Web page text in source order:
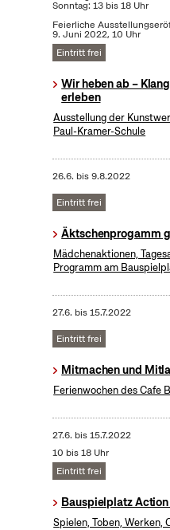
Sonntag: 13 bis 18 Uhr
Feierliche
9. Juni 2022, 10 Uhr
Eintritt frei
Wir heben ab –
erleben
Ausstellung der
Paul-Kramer-Schule
26.6. bis9.8.2022
Eintritt frei
Äktschenprogamm
Mädchenaktionen,
Programm am
27.6. bis15.7.2022
Eintritt frei
Mitmachen und
Ferienwochen des Cafe
27.6. bis15.7.2022
10 bis 18 Uhr
Eintritt frei
Bauspielplatz
Spielen, Toben, Werken,